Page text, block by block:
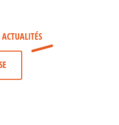
ACTUALITÉS